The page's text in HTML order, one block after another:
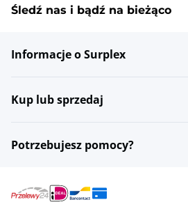
Śledź nas i bądź na bieżąco
Informacje o Surplex
Kup lub sprzedaj
Potrzebujesz pomocy?